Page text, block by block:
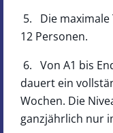
5. Die maximale
12 Personen.
6. Von A1 bis
dauert ein
Wochen. Die
ganzjährlich nur